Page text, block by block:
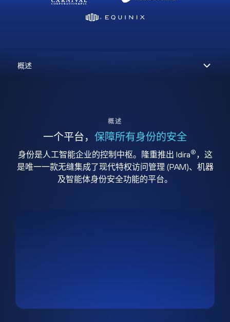
概述
一个平台， 保障所有身份的安全
身份是人工智能企业的控制中枢。隆重推出 Idira® ，这
是唯一一款无缝集成了现代特权访问管理 (PAM)、机器
及智能体身份安全功能的平台。